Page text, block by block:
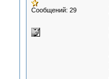
Сообщений: 29